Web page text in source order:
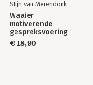
Stijn van Merendonk
Waaier
motiverende
gespreksvoering
€ 18,90